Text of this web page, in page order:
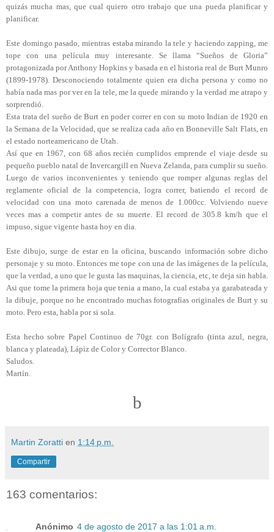
quizás mucha mas, que cual quiero otro trabajo que una pueda planificar y
planificar.
Este domingo pasado, mientras estaba mirando la tele y haciendo zapping, me
tope con una película muy interesante. Se llama “Sueños de Gloria”
protagonizada por Anthony Hopkins y basada en el historia real de Burt Munro
(1899-1978). Desconociendo totalmente quien era dicha persona y como no
había nada mas por ver en la tele, me la quede mirando y la verdad me atrapo y
sorprendió.
Esta trata del sueño de Burt en poder correr en con su moto Indian de 1920 en
la Semana de la Velocidad, que se realiza cada año en Bonneville Salt Flats, en
el estado norteamericano de Utah.
Así que en 1967, con 68 años recién cumplidos emprende el viaje desde su
pequeño pueblo natal de Invercargill en Nueva Zelanda, para cumplir su sueño.
Luego de varios inconvenientes y teniendo que romper algunas reglas del
reglamente oficial de la competencia, logra correr, batiendo el record de
velocidad con una moto carenada de menos de 1.000cc. Volviendo nueve
veces mas a competir antes de su muerte. El record de 305.8 km/h que el
impuso, sigue vigente hasta hoy en dia.
Este dibujo, surge de estar en la oficina, buscando información sobre dicho
personaje y su moto. Entonces me tope con una de las imágenes de la película,
que la verdad, a uno que le gusta las maquinas, la ciencia, etc, te deja sin habla.
Asi que tome la primera hoja que tenia a mano, la cual estaba ya garabateada y
la dibuje, porque no he encontrado muchas fotografías originales de Burt y su
moto. Pero esta, habla por si sola.
Esta hecho sobre Papel Continuo de 70gr. con Bolígrafo (tinta azul, negra,
blanca y plateada), Lápiz de Color y Corrector Blanco.
Saludos.
Martín.
b
Martin Zoratti en 1:14 p.m.
Compartir
163 comentarios:
Anónimo 4 de agosto de 2017 a las 1:01 a.m.